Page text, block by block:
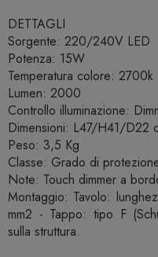
DETTAGLI
Sorgente: 220/240V LED
Potenza: 15W
Temperatura colore: 2700k
Lumen: 2000
Controllo illuminazione:
Dimensioni: L47/H41/D22
Peso: 3,5 Kg
Classe: Grado di
Note: Touch dimmer a
Montaggio: Tavolo:
mm2 - Tappo: tipo F
sulla struttura.